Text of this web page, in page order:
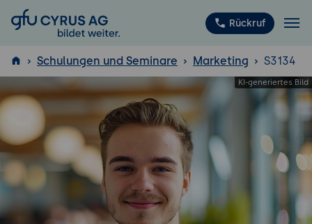
GFU Cyrus AG Rückruf
ISTQB ®
Schulungen und Seminare Marketing S3134